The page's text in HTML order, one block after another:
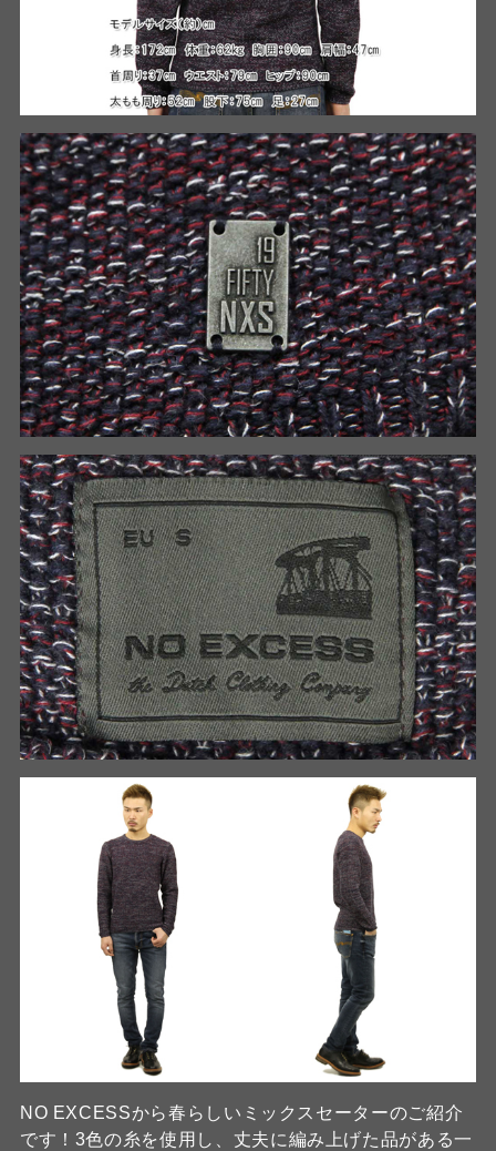
NO EXCESSから春らしいミックスセーターのご紹介
です！3色の糸を使用し、丈夫に編み上げた品がある一